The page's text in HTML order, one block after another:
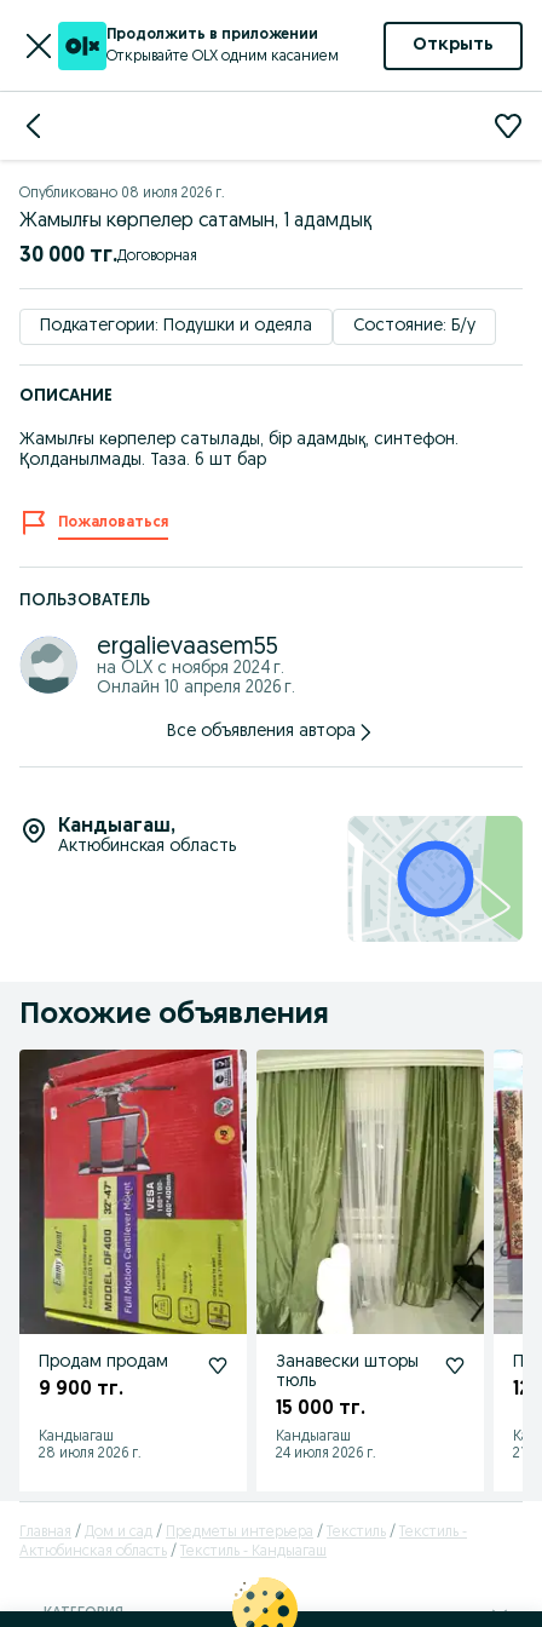
Продолжить в приложении
Открывайте OLX одним касанием
Открыть
Опубликовано 08 июля 2026 г.
Жамылғы көрпелер сатамын, 1 адамдық
30 000 тг. Договорная
Подкатегории: Подушки и одеяла Состояние: Б/у
ОПИСАНИЕ
Жамылғы көрпелер сатылады, бір адамдық, синтефон.
Қолданылмады. Таза. 6 шт бар
Пожаловаться
ПОЛЬЗОВАТЕЛЬ
ergalievaasem55
на OLX с ноября 2024 г.
Онлайн 10 апреля 2026 г.
Все объявления автора
Кандыагаш,
Актюбинская область
Похожие объявления
Продам продам
9 900 тг.
Кандыагаш
28 июля 2026 г.
Занавески шторы
тюль
15 000 тг.
Кандыагаш
24 июля 2026 г.
12
21
Главная Дом и сад Предметы интерьера Текстиль
Текстиль -
Актюбинская область
Текстиль - Кандыагаш
КАТЕГОРИЯ